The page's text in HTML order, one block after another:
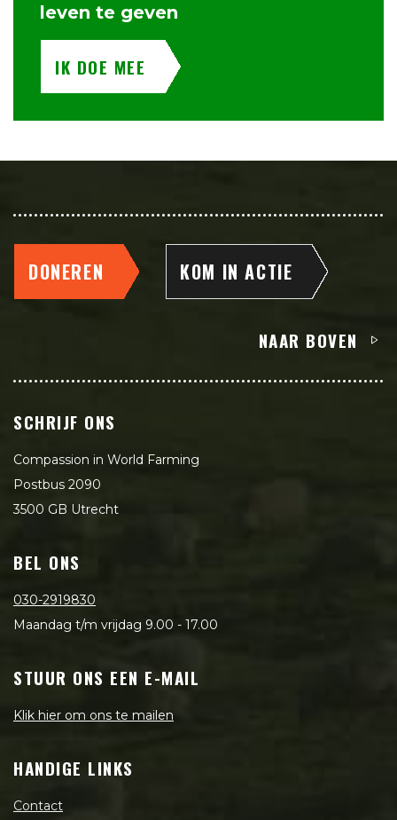
leven te geven
IK DOE MEE
DONEREN KOM IN ACTIE
NAAR BOVEN
SCHRIJF ONS
Compassion in World Farming
Postbus 2090
3500 GB Utrecht
BEL ONS
030-2919830
Maandag t/m vrijdag 9.00 - 17.00
STUUR ONS EEN E-MAIL
Klik hier om ons te mailen
HANDIGE LINKS
Contact